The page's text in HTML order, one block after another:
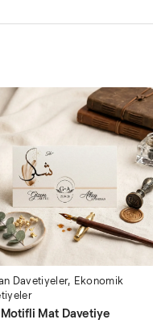
Davetiyeler, Ekonomik
Mat Davetiye